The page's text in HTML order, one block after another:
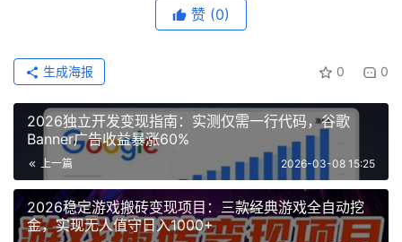
赞 (0)
0 0
生成海报
2026独立开发变现指南：实测仅需一行代码，谷歌
Banner广告收益暴涨60%
上一篇 2026-03-08 15:25
2026稳定游戏搬砖变现项目：三款经典游戏全自动挖
金，实现无人值守日入1000+